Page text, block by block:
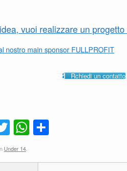
vuoi realizzare un
nostro main sponsor FULLPROFIT
Rchiedi un contatto
T
wi
tt
W
at n
Under 14